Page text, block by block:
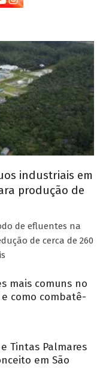
industriais em
produção de
de efluentes na
de cerca de 260
mais comuns no
como combatê-
Tintas Palmares
em São